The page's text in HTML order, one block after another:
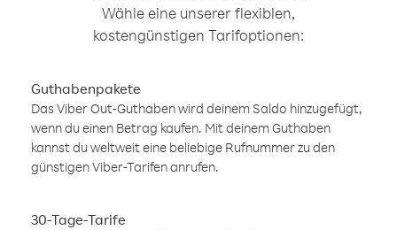
Wähle eine unserer flexiblen,
kostengünstigen Tarifoptionen:
Guthabenpakete
Das Viber Out-Guthaben wird deinem Saldo hinzugefügt,
wenn du einen Betrag kaufen. Mit deinem Guthaben
kannst du weltweit eine beliebige Rufnummer zu den
günstigen Viber-Tarifen anrufen.
30-Tage-Tarife